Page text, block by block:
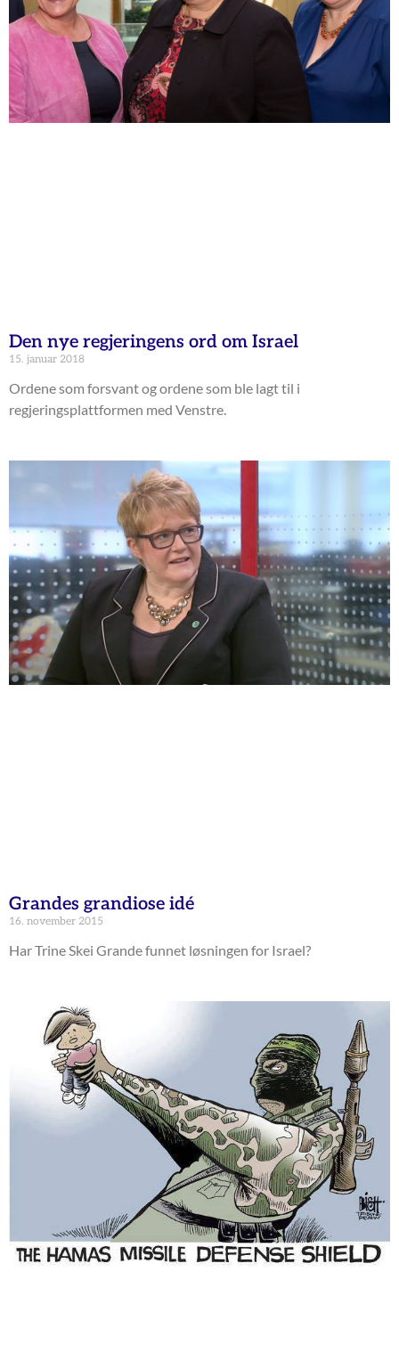
Den nye regjeringens ord om Israel
15. januar 2018
Ordene som forsvant og ordene som ble lagt til i
regjeringsplattformen med Venstre.
Grandes grandiose idé
16. november 2015
Har Trine Skei Grande funnet løsningen for Israel?